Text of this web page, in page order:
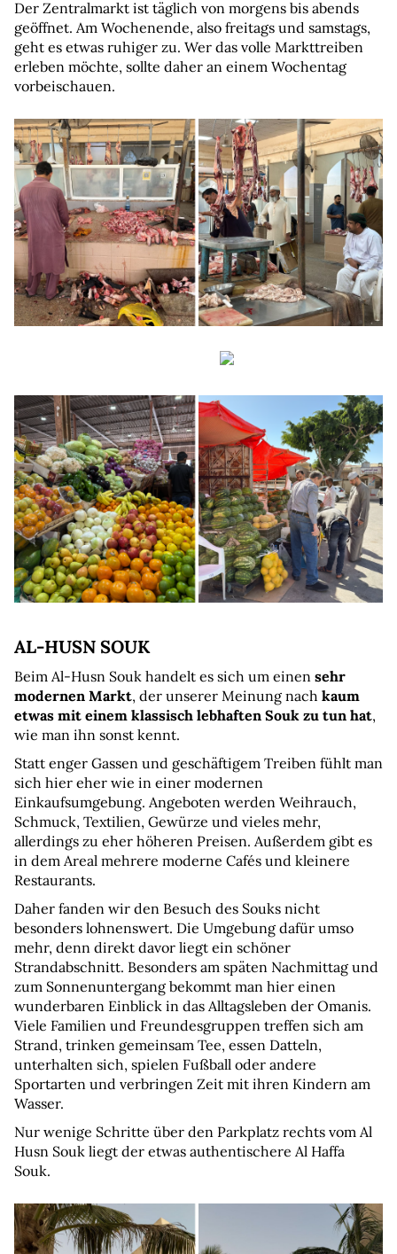
Der Zentralmarkt ist täglich von morgens bis abends
geöffnet. Am Wochenende, also freitags und samstags,
geht es etwas ruhiger zu. Wer das volle Markttreiben
erleben möchte, sollte daher an einem Wochentag
vorbeischauen.
AL-HUSN SOUK
Beim Al-Husn Souk handelt es sich um einen sehr
modernen Markt, der unserer Meinung nach kaum
etwas mit einem klassisch lebhaften Souk zu tun hat,
wie man ihn sonst kennt.
Statt enger Gassen und geschäftigem Treiben fühlt man
sich hier eher wie in einer modernen
Einkaufsumgebung. Angeboten werden Weihrauch,
Schmuck, Textilien, Gewürze und vieles mehr,
allerdings zu eher höheren Preisen. Außerdem gibt es
in dem Areal mehrere moderne Cafés und kleinere
Restaurants.
Daher fanden wir den Besuch des Souks nicht
besonders lohnenswert. Die Umgebung dafür umso
mehr, denn direkt davor liegt ein schöner
Strandabschnitt. Besonders am späten Nachmittag und
zum Sonnenuntergang bekommt man hier einen
wunderbaren Einblick in das Alltagsleben der Omanis.
Viele Familien und Freundesgruppen treffen sich am
Strand, trinken gemeinsam Tee, essen Datteln,
unterhalten sich, spielen Fußball oder andere
Sportarten und verbringen Zeit mit ihren Kindern am
Wasser.
Nur wenige Schritte über den Parkplatz rechts vom Al
Husn Souk liegt der etwas authentischere Al Haffa
Souk.